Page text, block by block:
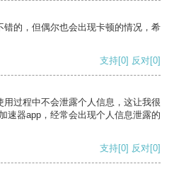
的，但偶尔也会出现卡顿的情况，希
支持[0] 反对[0]
过程中不会泄露个人信息，这让我很
速器app，经常会出现个人信息泄露的
支持[0] 反对[0]